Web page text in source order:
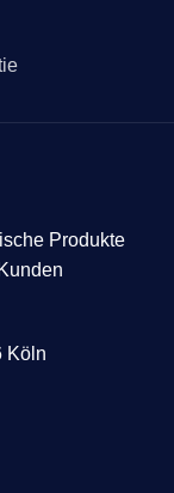
Produkte
Köln